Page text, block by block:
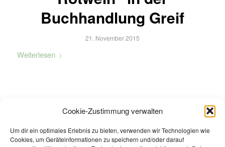
Cookie-Zustimmung verwalten
Um dir ein optimales Erlebnis zu bieten, verwenden wir Technologien wie
Cookies, um Geräteinformationen zu speichern und/oder darauf
Buchhandlung Greif
21. November 2015
Weiterlesen